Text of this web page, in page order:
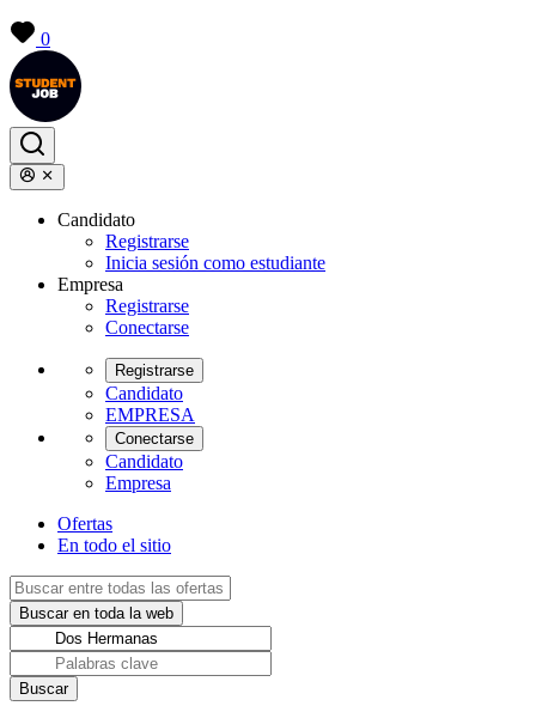
0
Candidato
Registrarse
Inicia sesión como estudiante
Empresa
Registrarse
Conectarse
Registrarse
Candidato
EMPRESA
Conectarse
Candidato
Empresa
Ofertas
En todo el sitio